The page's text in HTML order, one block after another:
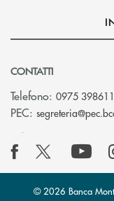
CONTATTI
Telefono: 0975 398611
PEC:
© 2026 Banca